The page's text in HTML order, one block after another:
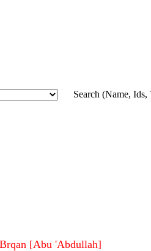
Search (Name,
[Abu 'Abdullah]